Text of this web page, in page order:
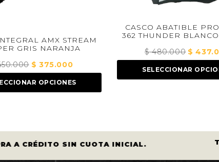
STREAM
El
precio
actual
CASCO ABATIBLE PRO RIDER
362 THUNDER BLANCO FUCSIA
El
precio
original
$437.000El
precio
actual
SELECCIONAR OPCIONES
A CRÉDITO SIN CUOTA INICIAL.